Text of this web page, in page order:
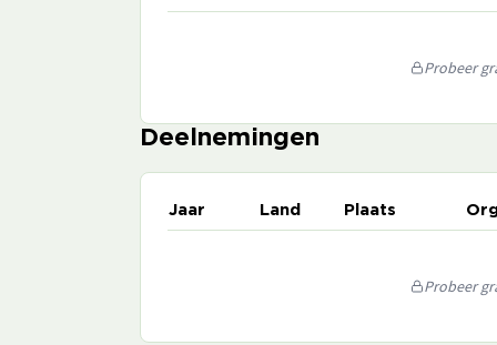
Probeer
Deelnemingen
Jaar Land Plaats
Probeer